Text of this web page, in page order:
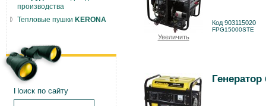
Увеличить
Код 903115020
FPG15000STE
производства
Тепловые пушки KERONA
Поиск по сайту